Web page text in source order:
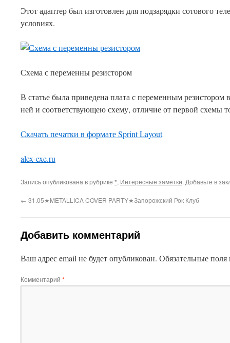
Этот адаптер был изготовлен для подзарядки сотового
условиях.
Схема с переменны резистором
В статье была приведена плата с переменным резистором
ней и соответствующею схему, отличие от первой схемы
Скачать печатки в формате Sprint Layout
alex-exe.ru
Запись опубликована в рубрике *, Интересные заметки. Добавьте в
← 31.05★METALLICA COVER PARTY★Запорожский Рок Клуб
Добавить комментарий
Ваш адрес email не будет опубликован. Обязательные
Комментарий *